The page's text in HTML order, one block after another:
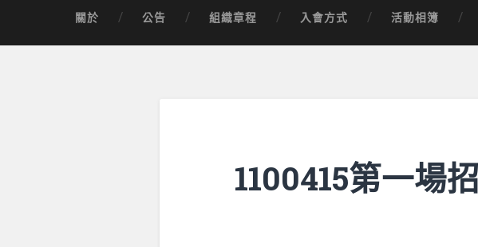
關於 公告 組織章程 入會方式 活動相簿
1100415第一場